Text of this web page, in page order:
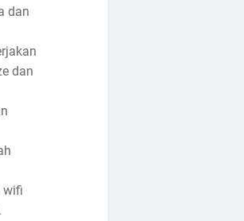
dan
dan
wifi